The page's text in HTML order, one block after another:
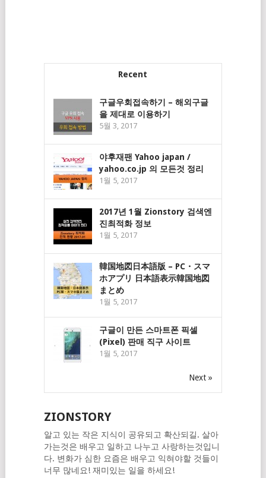
Recent
구글우회접속하기 – 해외구글
을 제대로 이용하기
5월 3, 2017
야후재팬 Yahoo japan /
yahoo.co.jp 의 모든것 정리
1월 5, 2017
2017년 1월 Zionstory 검색엔
진최적화 정보
1월 5, 2017
韓国地図日本語版 – PC・スマ
ホアプリ 日本語表示韓国地図
まとめ
1월 5, 2017
구글이 만든 스마트폰 픽셀
(Pixel) 판매 직구 사이트
1월 5, 2017
Next »
ZIONSTORY
알고 있는 작은 지식이 공유되고 확산되길. 살아
가는것은 배우고 일하고 나누고 사랑하는것입니
다. 변화가 심한 요즘은 배우고 익혀야할 것들이
너무 많네요! 재미있는 일을 하세요!